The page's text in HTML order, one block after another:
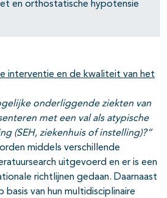
en orthostatische hypotensie
interventie en de kwaliteit van het
onderliggende ziekten van
met een val als atypische
(SEH, ziekenhuis of instelling)?”
middels verschillende
uitgevoerd en er is een
richtlijnen gedaan. Daarnaast
van hun multidisciplinaire